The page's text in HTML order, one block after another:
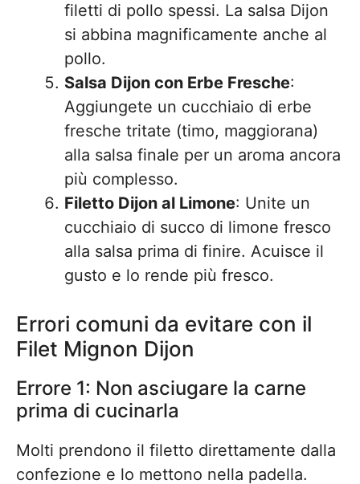
filetti di pollo spessi. La salsa Dijon
si abbina magnificamente anche al
pollo.
Salsa Dijon con Erbe Fresche:
Aggiungete un cucchiaio di erbe
fresche tritate (timo, maggiorana)
alla salsa finale per un aroma ancora
più complesso.
Filetto Dijon al Limone: Unite un
cucchiaio di succo di limone fresco
alla salsa prima di finire. Acuisce il
gusto e lo rende più fresco.
Errori comuni da evitare con il
Filet Mignon Dijon
Errore 1: Non asciugare la carne
prima di cucinarla
Molti prendono il filetto direttamente dalla
confezione e lo mettono nella padella.